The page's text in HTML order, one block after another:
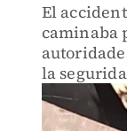
El
caminaba
la